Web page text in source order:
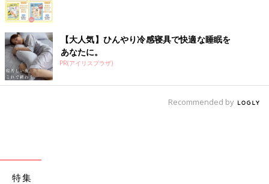
【大人気】ひんやり冷感寝具で快適な睡眠を
あなたに。
PR(アイリスプラザ)
Recommended by
特集